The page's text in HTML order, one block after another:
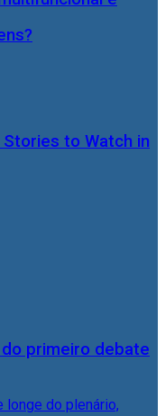
to Watch in
primeiro debate